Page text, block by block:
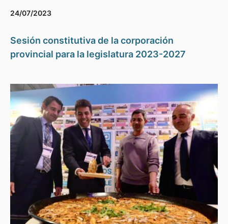
24/07/2023
Sesión constitutiva de la corporación
provincial para la legislatura 2023-2027